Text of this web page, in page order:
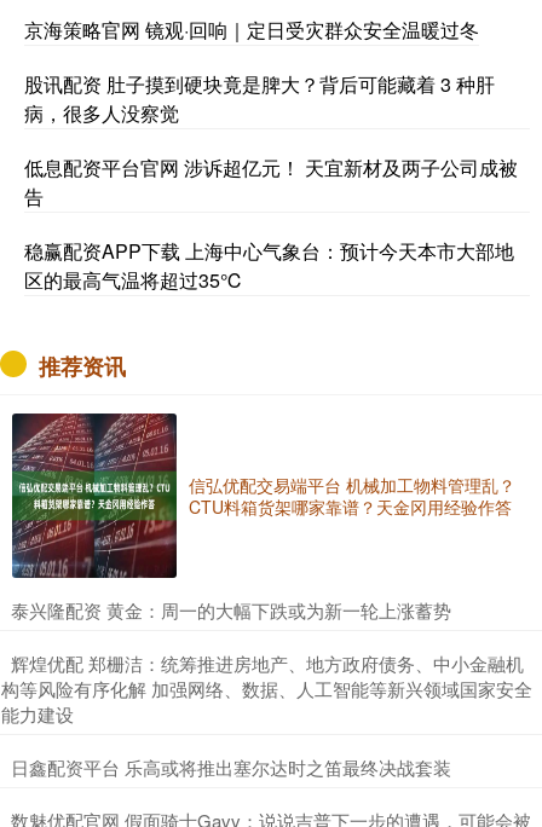
京海策略官网 镜观·回响｜定日受灾群众安全温暖过冬
股讯配资 肚子摸到硬块竟是脾大？背后可能藏着 3 种肝
病，很多人没察觉
低息配资平台官网 涉诉超亿元！ 天宜新材及两子公司成被
告
稳赢配资APP下载 上海中心气象台：预计今天本市大部地
区的最高气温将超过35℃
推荐资讯
信弘优配交易端平台 机械加工物料管理乱？
CTU料箱货架哪家靠谱？天金冈用经验作答
​泰兴隆配资 黄金：周一的大幅下跌或为新一轮上涨蓄势
​辉煌优配 郑栅洁：统筹推进房地产、地方政府债务、中小金融机
构等风险有序化解 加强网络、数据、人工智能等新兴领域国家安全
能力建设
​日鑫配资平台 乐高或将推出塞尔达时之笛最终决战套装
​数魅优配官网 假面骑士Gavv：说说吉普下一步的遭遇，可能会被